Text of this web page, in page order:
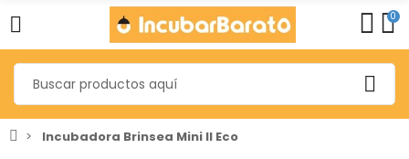
0
Incubadora Brinsea Mini II Eco